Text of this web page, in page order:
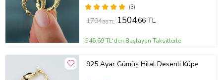
(3)
1704,66 TL 1504,66 TL
546,69 TL'den Başlayan Taksitlerle
925 Ayar Gümüş Hilal Desenli Küpe